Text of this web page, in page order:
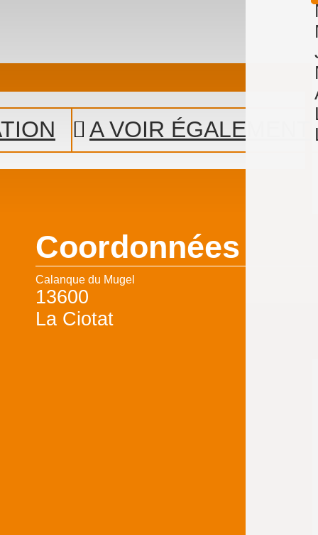
A VOIR ÉGALEMENT
Coordonnées
Calanque du Mugel
13600
La Ciotat